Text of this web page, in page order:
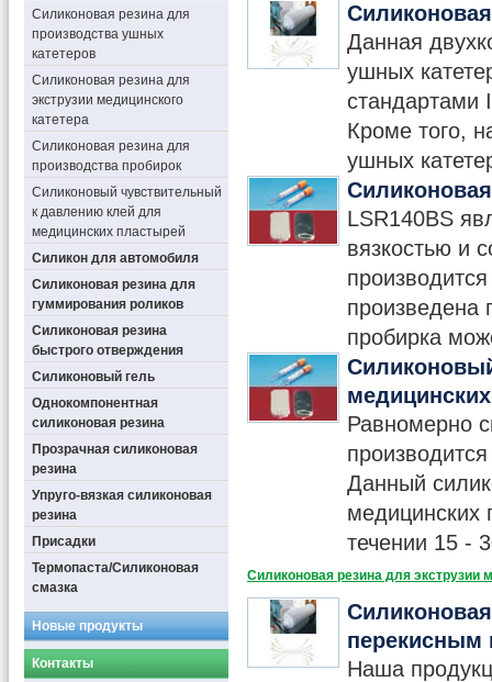
Силиконовая резина для
производства ушных
катетеров
Силиконовая резина для
экструзии медицинского
катетера
Силиконовая резина для
производства пробирок
Силиконовый чувствительный
к давлению клей для
медицинских пластырей
Силикон для автомобиля
Силиконовая резина для
гуммирования роликов
Силиконовая резина
быстрого отверждения
Силиконовый гель
Однокомпонентная
силиконовая резина
Прозрачная силиконовая
резина
Упруго-вязкая силиконовая
резина
Присадки
Термопаста/Силиконовая
смазка
Новые продукты
Контакты
Данная
ушных
стандартами
Кроме того,
ушных
LSR140BS
вязкостью и
произведена
пробирка
Равномерно
Данный
медицинских
течении 15 -
Силиконовая резина для экструзии
перекисным
Наша